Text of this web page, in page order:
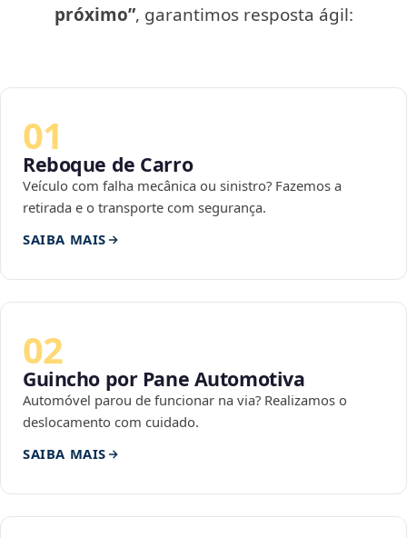
próximo”, garantimos resposta ágil:
01
Reboque de Carro
Veículo com falha mecânica ou sinistro? Fazemos a
retirada e o transporte com segurança.
SAIBA MAIS
02
Guincho por Pane Automotiva
Automóvel parou de funcionar na via? Realizamos o
deslocamento com cuidado.
SAIBA MAIS